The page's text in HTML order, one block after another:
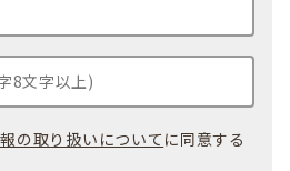
の取り扱いについて に同意する